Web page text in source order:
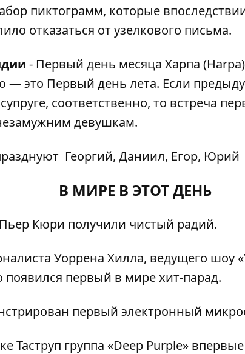
пиктограмм, которые
отказаться от узелкового письма.
- Первый день месяца Харпа
— это Первый день лета. Если
соответственно, то встреча
девушкам.
Георгий, Даниил, Егор, Юрий
В МИРЕ В ЭТОТ ДЕНЬ
Кюри получили чистый радий.
Уоррена Хилла, ведущего шоу
первый в мире хит-парад.
первый электронный
Таструп группа «Deep Purple»